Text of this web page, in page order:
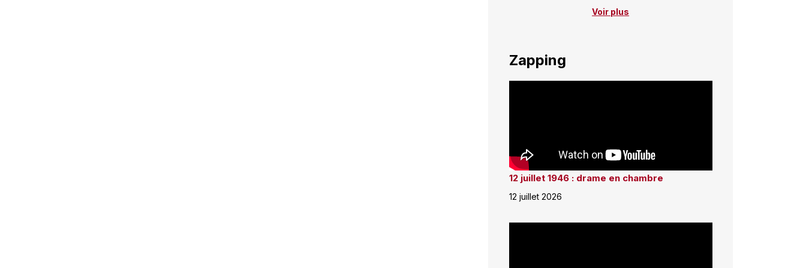
Voir plus
Zapping
12 juillet 1946 : drame en chambre
12 juillet 2026